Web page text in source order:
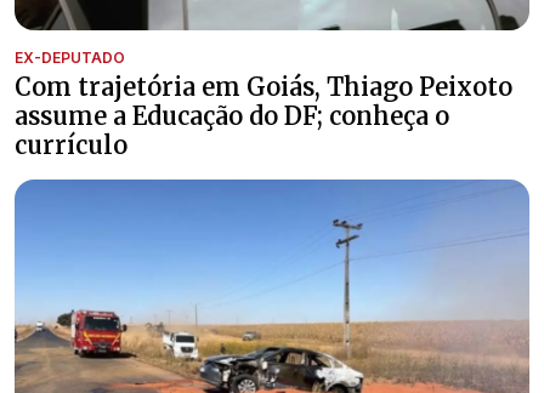
EX-DEPUTADO
Com trajetória em Goiás, Thiago Peixoto
assume a Educação do DF; conheça o
currículo